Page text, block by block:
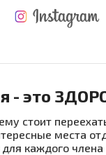
- это
стоит
места
каждого члена